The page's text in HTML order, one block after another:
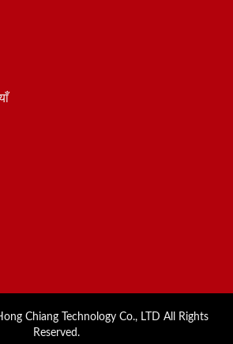
Chiang Technology Co., LTD All Rights
Reserved.